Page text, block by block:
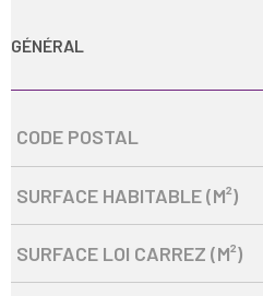
GÉNÉRAL
Caractérisque Valeurs
CODE POSTAL
SURFACE HABITABLE (M²)
SURFACE LOI CARREZ (M²)